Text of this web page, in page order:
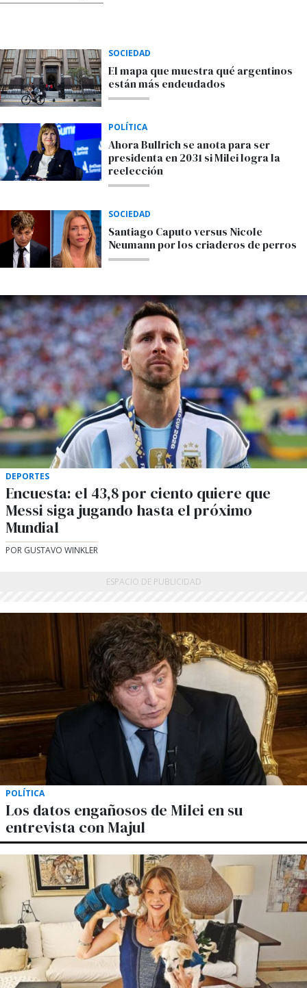
SOCIEDAD
El mapa que muestra qué argentinos
están más endeudados
POLÍTICA
Ahora Bullrich se anota para ser
presidenta en 2031 si Milei logra la
reelección
SOCIEDAD
Santiago Caputo versus Nicole
Neumann por los criaderos de perros
DEPORTES
Encuesta: el 43,8 por ciento quiere que
Messi siga jugando hasta el próximo
Mundial
POR GUSTAVO WINKLER
POLÍTICA
Los datos engañosos de Milei en su
entrevista con Majul